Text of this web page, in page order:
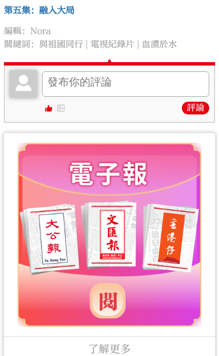
第五集：融入大局
編輯：Nora
關鍵詞： 與祖國同行 電視紀錄片 血濃於水
評論
了解更多